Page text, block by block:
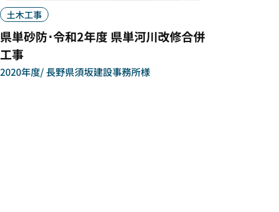
土木工事
県単砂防･令和2年度 県単河川改修合併
工事
2020年度 長野県須坂建設事務所様